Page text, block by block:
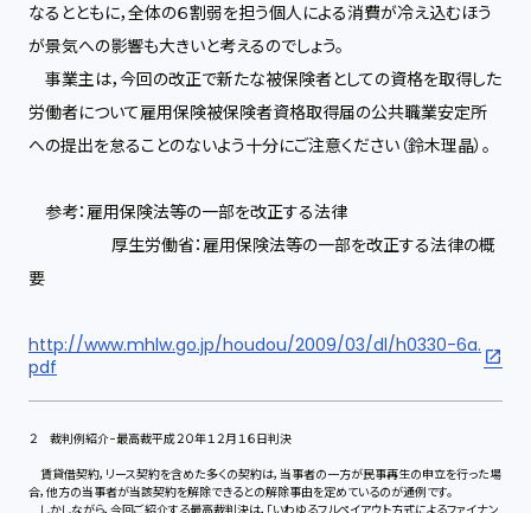
なるとともに，全体の６割弱を担う個人による消費が冷え込むほう
が景気への影響も大きいと考えるのでしょう。
事業主は，今回の改正で新たな被保険者としての資格を取得した
労働者について雇用保険被保険者資格取得届の公共職業安定所
への提出を怠ることのないよう十分にご注意ください（鈴木理晶）。
参考：雇用保険法等の一部を改正する法律
厚生労働省：雇用保険法等の一部を改正する法律の概
要
http://www.mhlw.go.jp/houdou/2009/03/dl/h0330-6a.
pdf
２ 裁判例紹介−最高裁平成２０年１２月１６日判決
賃貸借契約，リース契約を含めた多くの契約は，当事者の一方が民事再生の申立を行った場
合，他方の当事者が当該契約を解除できるとの解除事由を定めているのが通例です。